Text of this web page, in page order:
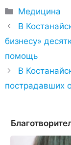
Рубрики
Медицина
​В
бизнесу»
помощь
В
пострадавших